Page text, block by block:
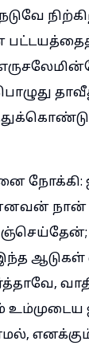
நான்
உம்முடைய